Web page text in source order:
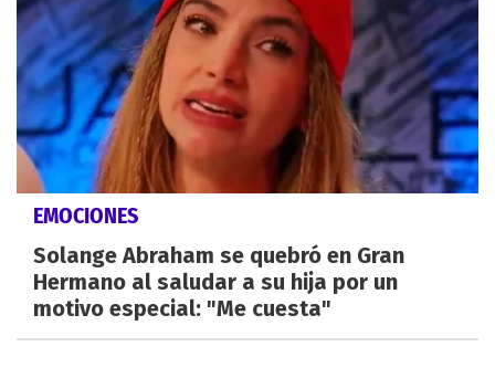
EMOCIONES
Solange Abraham se quebró en Gran
Hermano al saludar a su hija por un
motivo especial: "Me cuesta"